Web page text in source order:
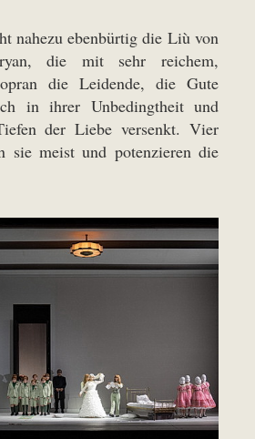
nahezu ebenbürtig die Liù von
die mit sehr reichem,
die Leidende, die Gute
in ihrer Unbedingtheit und
der Liebe versenkt. Vier
sie meist und potenzieren die